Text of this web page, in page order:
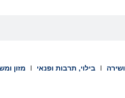
בילוי, תרבות ופנאי מזון